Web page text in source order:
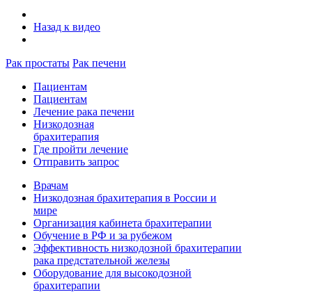
Назад к видео
Рак простаты Рак печени
Пациентам
Пациентам
Лечение рака печени
Низкодозная
брахитерапия
Где пройти лечение
Отправить запрос
Врачам
Низкодозная брахитерапия в России и
мире
Организация кабинета брахитерапии
Обучение в РФ и за рубежом
Эффективность низкодозной брахитерапии
рака предстательной железы
Оборудование для высокодозной
брахитерапии